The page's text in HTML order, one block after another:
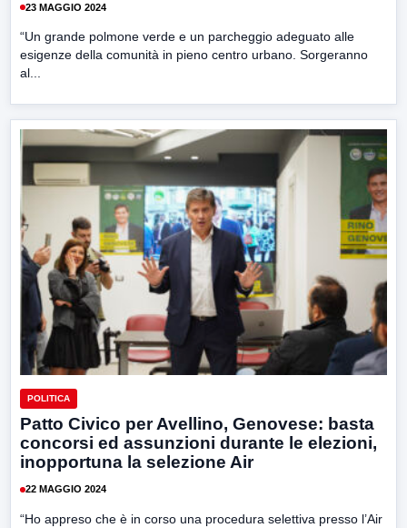
23 MAGGIO 2024
“Un grande polmone verde e un parcheggio adeguato alle
esigenze della comunità in pieno centro urbano. Sorgeranno
al...
POLITICA
Patto Civico per Avellino, Genovese: basta
concorsi ed assunzioni durante le elezioni,
inopportuna la selezione Air
22 MAGGIO 2024
“Ho appreso che è in corso una procedura selettiva presso l’Air